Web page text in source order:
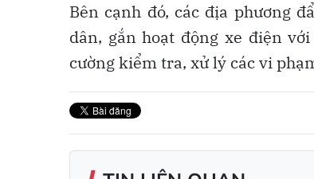
Bên cạnh đó, các địa phương
dân, gắn hoạt động xe điện
cường kiểm tra, xử lý các vi